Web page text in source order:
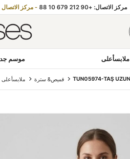
مركز الاتصال: +90 212 679 10 88 - مركز الاتصال (09:00 -
موسم ملابسأعلى
ملابسأعلى قميص& سترة TUN05974-TAŞ